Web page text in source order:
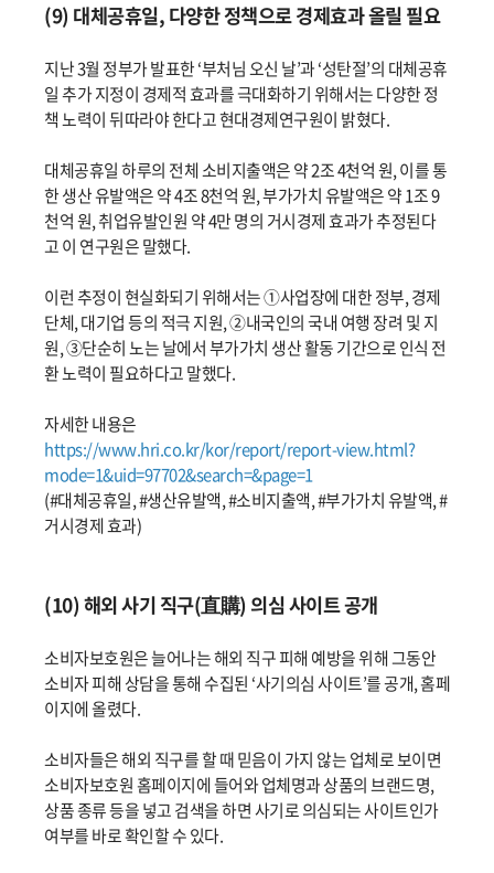
(9) 대체공휴일, 다양한 정책으로 경제효과 올릴 필요
지난 3월 정부가 발표한 ‘부처님 오신 날’과 ‘성탄절’의 대체공휴
일 추가 지정이 경제적 효과를 극대화하기 위해서는 다양한 정
책 노력이 뒤따라야 한다고 현대경제연구원이 밝혔다.
대체공휴일 하루의 전체 소비지출액은 약 2조 4천억 원, 이를 통
한 생산 유발액은 약 4조 8천억 원, 부가가치 유발액은 약 1조 9
천억 원, 취업유발인원 약 4만 명의 거시경제 효과가 추정된다
고 이 연구원은 말했다.
이런 추정이 현실화되기 위해서는 ①사업장에 대한 정부, 경제
단체, 대기업 등의 적극 지원, ②내국인의 국내 여행 장려 및 지
원, ③단순히 노는 날에서 부가가치 생산 활동 기간으로 인식 전
환 노력이 필요하다고 말했다.
자세한 내용은
https://www.hri.co.kr/kor/report/report-view.html?
mode=1&uid=97702&search=&page=1
(#대체공휴일, #생산유발액, #소비지출액, #부가가치 유발액, #
거시경제 효과)
(10) 해외 사기 직구(直購) 의심 사이트 공개
소비자보호원은 늘어나는 해외 직구 피해 예방을 위해 그동안
소비자 피해 상담을 통해 수집된 ‘사기의심 사이트’를 공개, 홈페
이지에 올렸다.
소비자들은 해외 직구를 할 때 믿음이 가지 않는 업체로 보이면
소비자보호원 홈페이지에 들어와 업체명과 상품의 브랜드명,
상품 종류 등을 넣고 검색을 하면 사기로 의심되는 사이트인가
여부를 바로 확인할 수 있다.